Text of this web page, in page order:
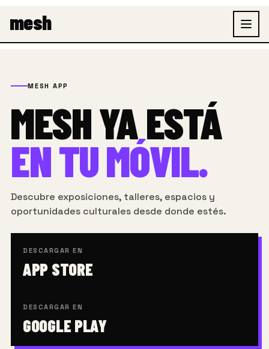
mesh
MESH APP
MESH YA ESTÁ
EN TU MÓVIL.
Descubre exposiciones, talleres, espacios y
oportunidades culturales desde donde estés.
DESCARGAR EN
APP STORE
DESCARGAR EN
GOOGLE PLAY